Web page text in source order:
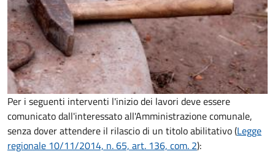
Per i seguenti interventi l'inizio dei lavori deve essere
comunicato dall'interessato all'Amministrazione comunale,
senza dover attendere il rilascio di un titolo abilitativo (Legge
regionale 10/11/2014, n. 65, art. 136, com. 2):